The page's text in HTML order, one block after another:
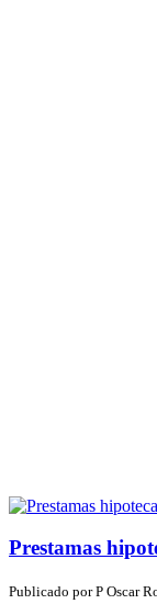
Prestamas
Publicado porP Oscar